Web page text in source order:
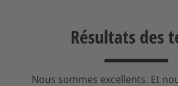
Résultats des
Nous sommes excellents. Et